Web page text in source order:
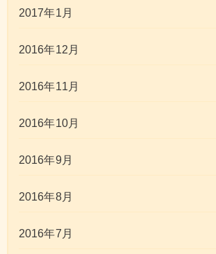
2017年1月
2016年12月
2016年11月
2016年10月
2016年9月
2016年8月
2016年7月